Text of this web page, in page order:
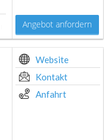
Angebot anfordern
Website
Kontakt
Anfahrt